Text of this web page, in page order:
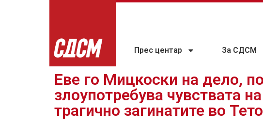
Прес центар За СДСМ
Еве го Мицкоски на дело,
злоупотребува чувствата
трагично загинатите во